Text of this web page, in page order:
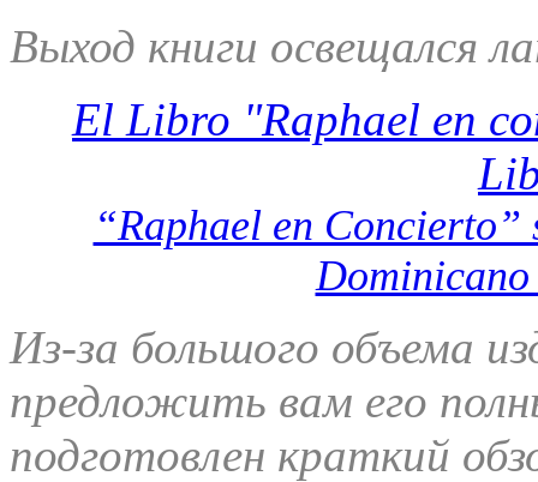
Выход книги освещался
El Libro "Raphael en
“Raphael en
Dominicano
Из-за большого объема
предложить вам его
подготовлен краткий